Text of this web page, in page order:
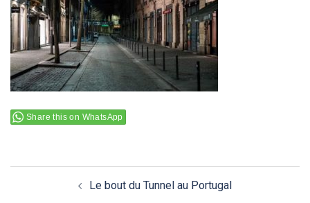
Share this on WhatsApp
Le bout du Tunnel au Portugal